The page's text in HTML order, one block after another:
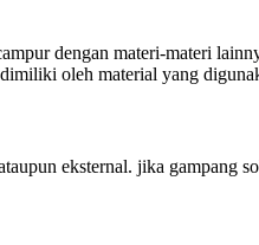
dengan materi-materi
oleh material yang
eksternal. jika gampang